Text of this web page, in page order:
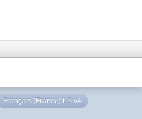
Français (France) LS v4